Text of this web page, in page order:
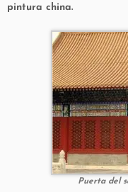
pintura china.
Puerta del